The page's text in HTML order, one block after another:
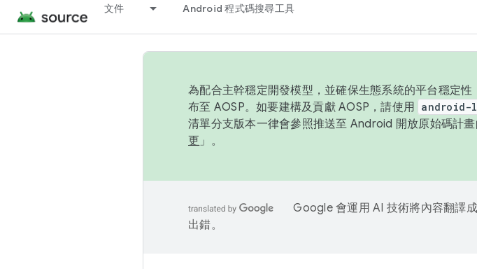
文件 Android 程式碼搜尋工具
為配合主幹穩定開發模型，並確保生態系統的平台穩定
布至 AOSP。如要建構及貢獻 AOSP，請使用 android-
清單分支版本一律會參照推送至 Android 開放原始碼計畫
更 」。
Google 會運用 AI 技術將內容翻譯
出錯。